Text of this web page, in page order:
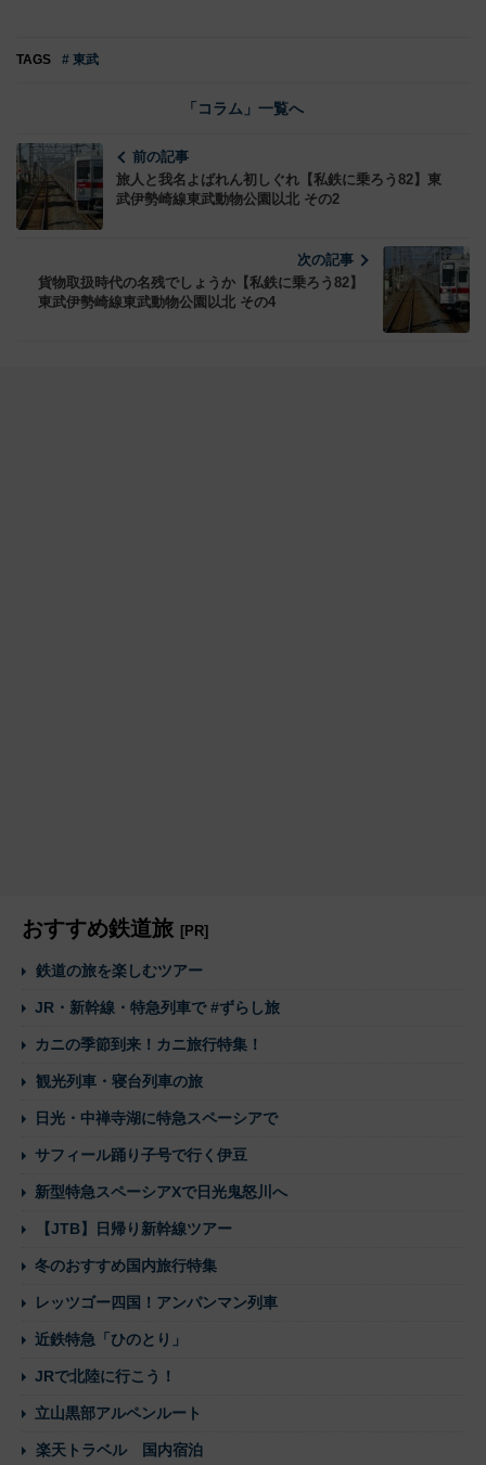
TAGS # 東武
「コラム」一覧へ
前の記事
旅人と我名よばれん初しぐれ【私鉄に乗ろう82】東
武伊勢崎線東武動物公園以北 その2
次の記事
貨物取扱時代の名残でしょうか【私鉄に乗ろう82】
東武伊勢崎線東武動物公園以北 その4
おすすめ鉄道旅 [PR]
鉄道の旅を楽しむツアー
JR・新幹線・特急列車で #ずらし旅
カニの季節到来！カニ旅行特集！
観光列車・寝台列車の旅
日光・中禅寺湖に特急スペーシアで
サフィール踊り子号で行く伊豆
新型特急スペーシアXで日光鬼怒川へ
【JTB】日帰り新幹線ツアー
冬のおすすめ国内旅行特集
レッツゴー四国！アンパンマン列車
近鉄特急「ひのとり」
JRで北陸に行こう！
立山黒部アルペンルート
楽天トラベル 国内宿泊